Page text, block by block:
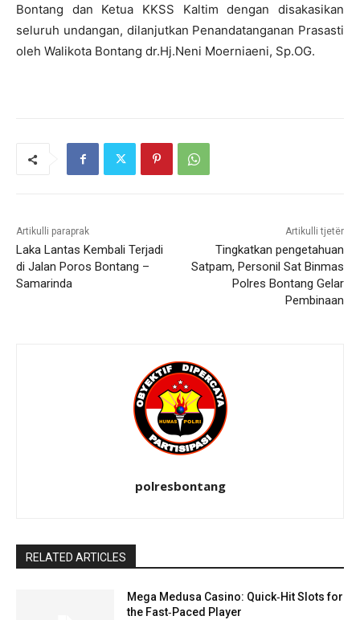
Bontang dan Ketua KKSS Kaltim dengan disakasikan
seluruh undangan, dilanjutkan Penandatanganan Prasasti
oleh Walikota Bontang dr.Hj.Neni Moerniaeni, Sp.OG.
Artikulli paraprak
Laka Lantas Kembali Terjadi
di Jalan Poros Bontang –
Samarinda
Artikulli tjetër
Tingkatkan pengetahuan
Satpam, Personil Sat Binmas
Polres Bontang Gelar
Pembinaan
polresbontang
RELATED ARTICLES
Mega Medusa Casino: Quick‑Hit Slots for
the Fast‑Paced Player